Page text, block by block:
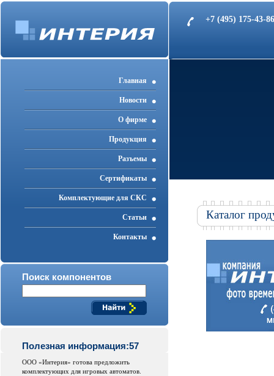
+7 (495) 175-43-
Главная
Новости
О фирме
Продукция
Разъемы
Cертификаты
Комплектующие для СКС
Статьи
Контакты
Поиск компонентов
Полезная информация:57
ООО «Интерия» готова предложить
комплектующих для игровых автоматов.
Каталог